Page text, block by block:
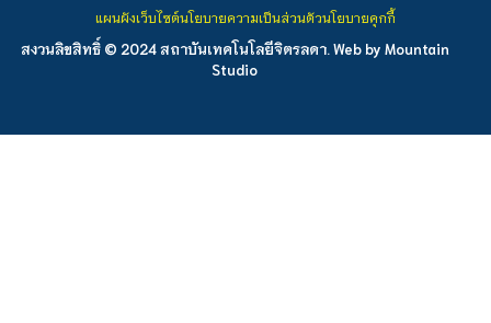
สงวนลิขสิทธิ์ © 2024 สถาบันเทคโนโลยีจิตรลดา. Web by Mountain
Studio
แผนผังเว็บไซต์นโยบายความเป็นส่วนตัวนโยบายคุกกี้